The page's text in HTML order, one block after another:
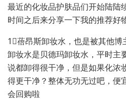
最近的化妆品护肤品们开始陆陆
时间之后来分享一下我的推荐好
1⃣️蓓昂斯卸妆水，也是被其他
卸妆水是贝德玛卸妆水，平时主
说都卸得很干净，但是如果化浓
得更干净？整体无功无过吧，便
会回购啦